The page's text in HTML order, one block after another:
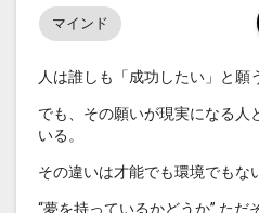
マインド
人は誰しも「成功したい」と願
でも、その願いが現実になる人
いる。
その違いは才能でも環境でもな
“夢を持っているかどうか” ただ